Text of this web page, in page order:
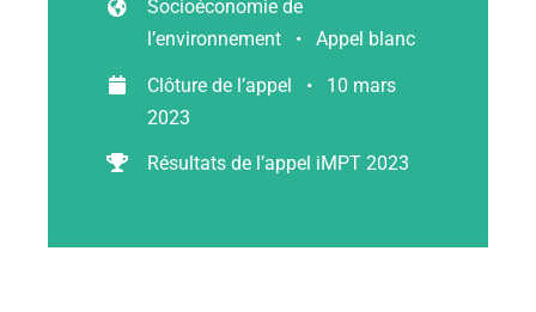
Les news
Contact
Socioéconomie de
l’environnement • Appel blanc
Clôture de l’appel • 10 mars
2023
Résultats de l’appel iMPT 2023